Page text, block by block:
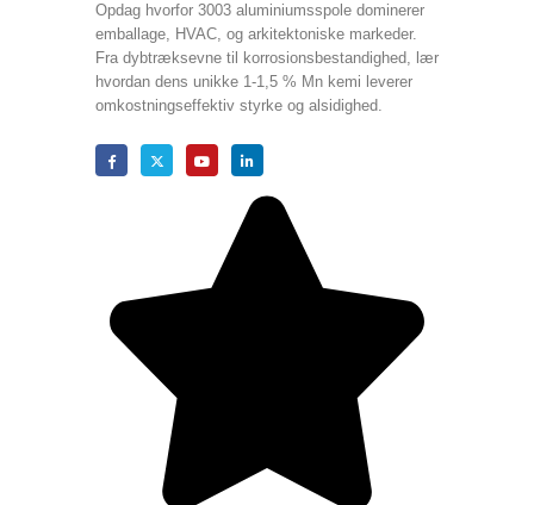
Opdag hvorfor 3003 aluminiumsspole dominerer
emballage, HVAC, og arkitektoniske markeder.
Fra dybtræksevne til korrosionsbestandighed, lær
hvordan dens unikke 1-1,5 % Mn kemi leverer
omkostningseffektiv styrke og alsidighed.